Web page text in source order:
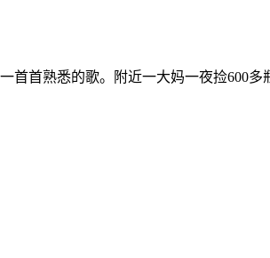
首首熟悉的歌。附近一大妈一夜捡600多